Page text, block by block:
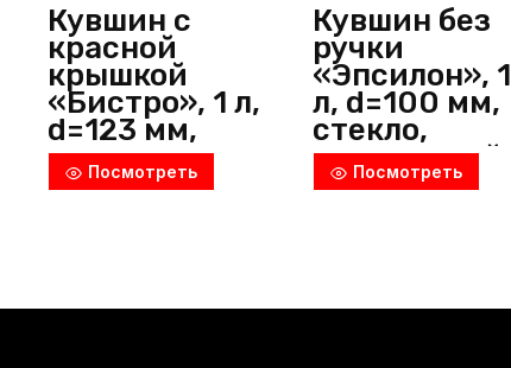
Кувшин с
красной
крышкой
«Бистро», 1 л,
d=123 мм,
h=200 мм,
стекло,
Посмотреть
Кувшин без
ручки
«Эпсилон», 1
л, d=100 мм,
стекло,
прозрачный,
Bormioli
Посмотреть